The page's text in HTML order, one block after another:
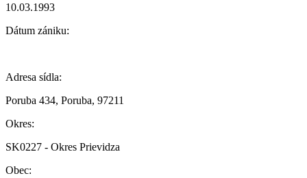
10.03.1993
Dátum zániku:
Adresa sídla:
Poruba 434, Poruba, 97211
Okres:
SK0227 - Okres Prievidza
Obec: